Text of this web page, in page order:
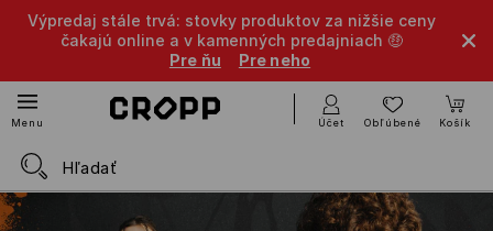
Výpredaj stále trvá: stovky produktov za nižšie ceny
čakajú online a v kamenných predajniach 🤑
Pre ňu
Pre neho
Menu Účet Obľúbené Košík